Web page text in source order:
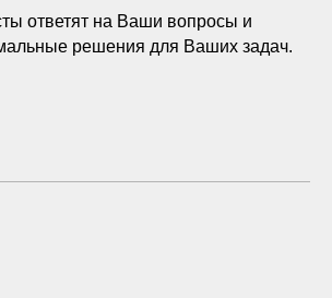
ответят на Ваши вопросы и
решения для Ваших задач.